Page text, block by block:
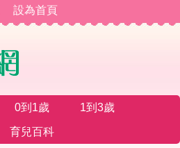
設為首頁
0到1歲 1到3歲
育兒百科